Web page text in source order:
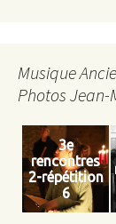
Musique
Photos
3e
rencontres
2-répétition
6